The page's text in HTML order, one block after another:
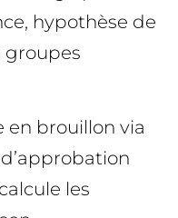
hypothèse de
groupes
en brouillon via
les